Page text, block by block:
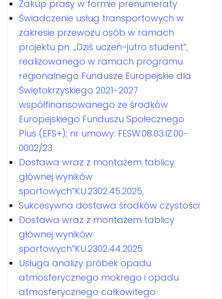
Zakup prasy w formie prenumeraty
Świadczenie usług transportowych w
zakresie przewozu osób w ramach
projektu pn. „Dziś uczeń-jutro student”,
realizowanego w ramach programu
regionalnego Fundusze Europejskie dla
Świętokrzyskiego 2021-2027
współfinansowanego ze środków
Europejskiego Funduszu Społecznego
Plus (EFS+); nr umowy: FESW.08.03.IZ.00-
0002/23
Dostawa wraz z montażem tablicy
głównej wyników
sportowych”KU.2302.45.2025,
Sukcesywna dostawa środków czystości
Dostawa wraz z montażem tablicy
głównej wyników
sportowych”KU.2302.44.2025
Usługa analizy próbek opadu
atmosferycznego mokrego i opadu
atmosferycznego całkowitego